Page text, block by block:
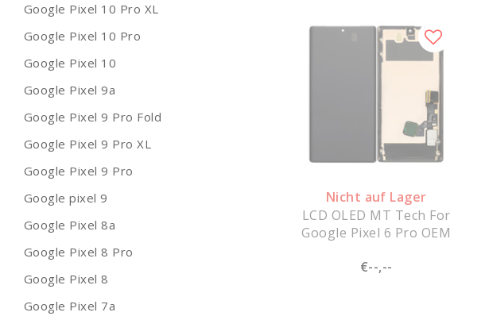
Google Pixel 10 Pro XL
Google Pixel 10 Pro
Google Pixel 10
Google Pixel 9a
Google Pixel 9 Pro Fold
Google Pixel 9 Pro XL
Google Pixel 9 Pro
Google pixel 9
Google Pixel 8a
Google Pixel 8 Pro
Google Pixel 8
Google Pixel 7a
Nicht auf Lager
LCD OLED MT Tech For
Google Pixel 6 Pro OEM
€--,--